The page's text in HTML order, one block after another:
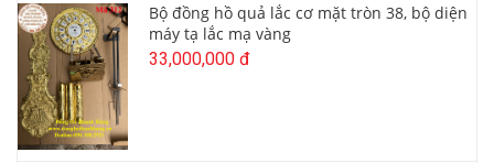
Bộ đồng hồ quả lắc cơ mặt tròn 38, bộ diện
máy tạ lắc mạ vàng
33,000,000 đ